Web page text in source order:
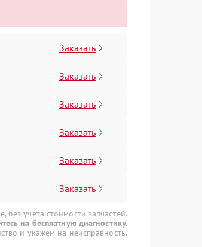
Заказать
Заказать
Заказать
Заказать
Заказать
Заказать
учета стоимости запчастей.
на бесплатную диагностику.
и укажем на неисправность.